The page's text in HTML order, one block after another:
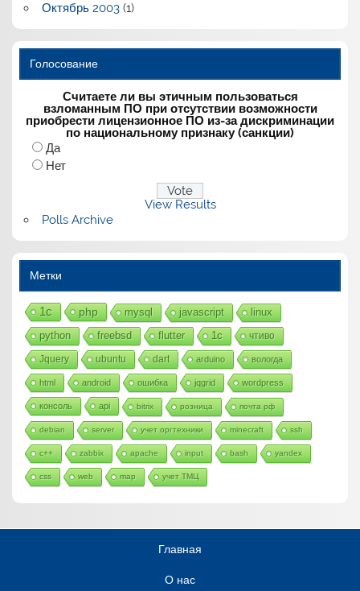
Октябрь 2003(1)
Голосование
Считаете ли вы этичным пользоваться
взломанным ПО при отсутствии возможности
приобрести лицензионное ПО из-за дискриминации
по национальному признаку (санкции)
Да
Нет
View Results
Polls Archive
Метки
1с php mysql javascript linux
python freebsd flutter 1c чтиво
Jquery ubuntu dart arduino вологда
html android ошибка jqgrid wordpress
консоль api bitrix розница почта рф
debian server учет оргтехники minecraft ssh
c++ zabbix apache input bash yandex
css web map учет ТМЦ
Главная
О нас